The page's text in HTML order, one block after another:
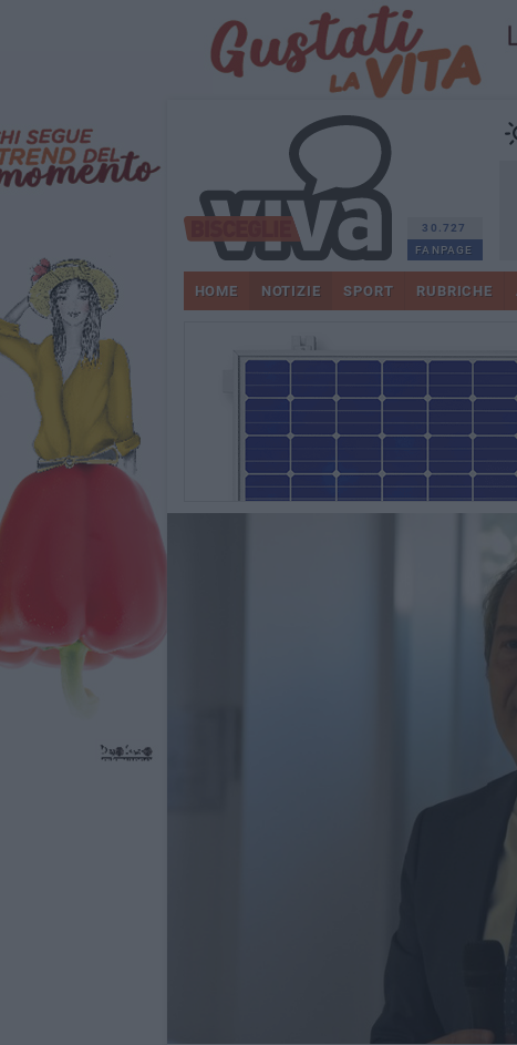
30.727
FANPAGE
HOME NOTIZIE SPORT RUBRICHE